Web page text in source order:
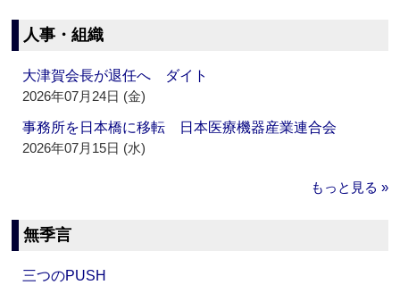
人事・組織
大津賀会長が退任へ ダイト
2026年07月24日 (金)
事務所を日本橋に移転 日本医療機器産業連合会
2026年07月15日 (水)
もっと見る »
無季言
三つのPUSH